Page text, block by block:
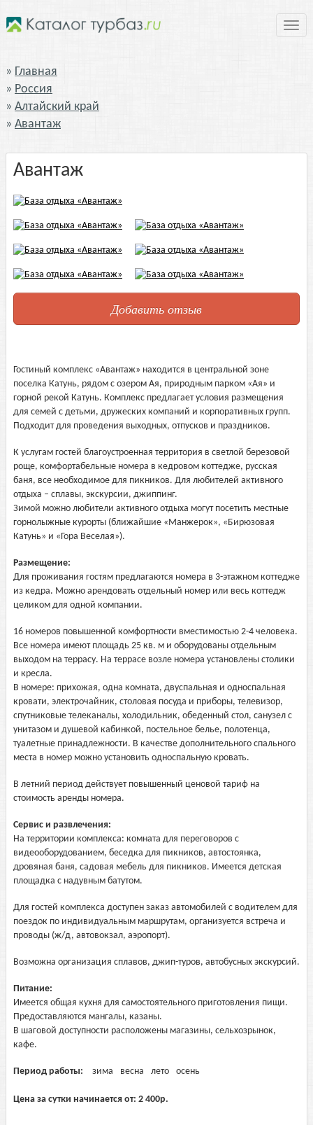
Главная
Россия
Алтайский край
Авантаж
Авантаж
Добавить отзыв
Гостиный комплекс «Авантаж» находится в центральной зоне
поселка Катунь, рядом с озером Ая, природным парком «Ая» и
горной рекой Катунь. Комплекс предлагает условия размещения
для семей с детьми, дружеских компаний и корпоративных групп.
Подходит для проведения выходных, отпусков и праздников.
К услугам гостей благоустроенная территория в светлой березовой
роще, комфортабельные номера в кедровом коттедже, русская
баня, все необходимое для пикников. Для любителей активного
отдыха – сплавы, экскурсии, джиппинг.
Зимой можно любители активного отдыха могут посетить местные
горнолыжные курорты (ближайшие «Манжерок», «Бирюзовая
Катунь» и «Гора Веселая»).
Размещение:
Для проживания гостям предлагаются номера в 3-этажном коттедже
из кедра. Можно арендовать отдельный номер или весь коттедж
целиком для одной компании.
16 номеров повышенной комфортности вместимостью 2-4 человека.
Все номера имеют площадь 25 кв. м и оборудованы отдельным
выходом на террасу. На террасе возле номера установлены столики
и кресла.
В номере: прихожая, одна комната, двуспальная и односпальная
кровати, электрочайник, столовая посуда и приборы, телевизор,
спутниковые телеканалы, холодильник, обеденный стол, санузел с
унитазом и душевой кабинкой, постельное белье, полотенца,
туалетные принадлежности. В качестве дополнительного спального
места в номер можно установить односпальную кровать.
В летний период действует повышенный ценовой тариф на
стоимость аренды номера.
Сервис и развлечения:
На территории комплекса: комната для переговоров с
видеооборудованием, беседка для пикников, автостоянка,
дровяная баня, садовая мебель для пикников. Имеется детская
площадка с надувным батутом.
Для гостей комплекса доступен заказ автомобилей с водителем для
поездок по индивидуальным маршрутам, организуется встреча и
проводы (ж/д, автовокзал, аэропорт).
Возможна организация сплавов, джип-туров, автобусных экскурсий.
Питание:
Имеется общая кухня для самостоятельного приготовления пищи.
Предоставляются мангалы, казаны.
В шаговой доступности расположены магазины, сельхозрынок,
кафе.
Период работы: зима весна лето осень
Цена за сутки начинается от: 2 400р.